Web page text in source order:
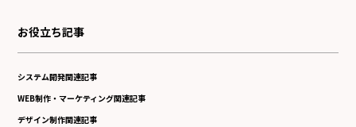
お役立ち記事
システム開発関連記事
WEB制作・マーケティング関連記事
デザイン制作関連記事